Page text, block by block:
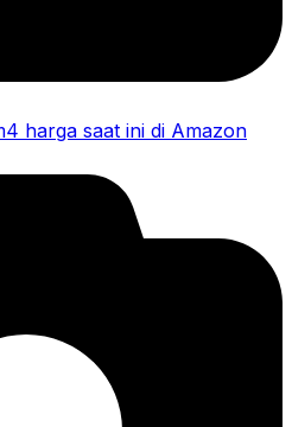
harga saat ini di Amazon